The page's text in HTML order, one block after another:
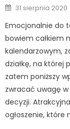
Posted
on
31 sierpnia 2020
Emocjonalnie do
bowiem całkiem
kalendarzowym,
działkę, na
zatem poniższy
zwracać uwagę
decyzji.
ogłoszenie, które